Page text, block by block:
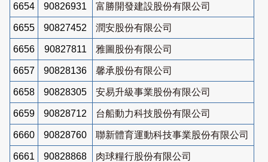
6654 90826931 富勝開發建設股份有限公司
6655 90827452 潤安股份有限公司
6656 90827811 雅圖股份有限公司
6657 90828136 馨承股份有限公司
6658 90828305 安易升級事業股份有限公司
6659 90828712 台船動力科技股份有限公司
6660 90828760 聯新體育運動科技事業股份有限公司
6661 90828868 肉球糧行股份有限公司